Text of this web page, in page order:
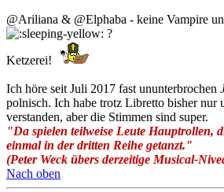
@Ariliana & @Elphaba - keine Vampire
?
Ketzerei!
Ich höre seit Juli 2017 fast ununterbrochen
polnisch. Ich habe trotz Libretto bisher nur
verstanden, aber die Stimmen sind super.
"Da spielen teilweise Leute Hauptrollen,
einmal in der dritten Reihe getanzt."
(Peter Weck übers derzeitige Musical-
Nach oben